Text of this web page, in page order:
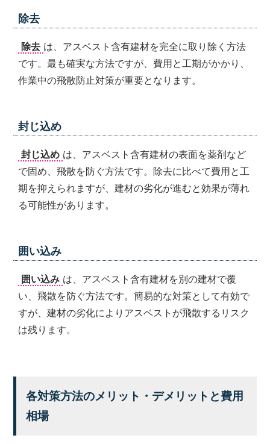
除去
除去 は、アスベスト含有建材を完全に取り除く方法
です。最も確実な方法ですが、費用と工期がかかり、
作業中の飛散防止対策が重要となります。
封じ込め
封じ込め は、アスベスト含有建材の表面を薬剤など
で固め、飛散を防ぐ方法です。除去に比べて費用と工
期を抑えられますが、建材の劣化が進むと効果が薄れ
る可能性があります。
囲い込み
囲い込み は、アスベスト含有建材を別の建材で覆
い、飛散を防ぐ方法です。簡易的な対策として有効で
すが、建材の劣化によりアスベストが飛散するリスク
は残ります。
各対策方法のメリット・デメリットと費用
相場